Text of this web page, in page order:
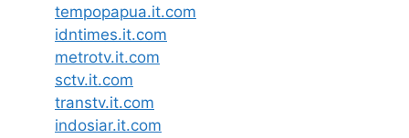
tempopapua.it.com
idntimes.it.com
metrotv.it.com
sctv.it.com
transtv.it.com
indosiar.it.com